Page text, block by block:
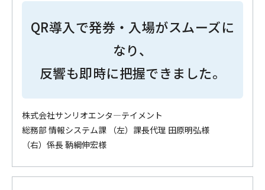
QR導入で発券・入場がスムーズに
なり、
反響も即時に把握できました。
株式会社サンリオエンタ―テイメント
総務部 情報システム課 （左）課長代理 田原明弘様
（右）係長 鞆綱伸宏様